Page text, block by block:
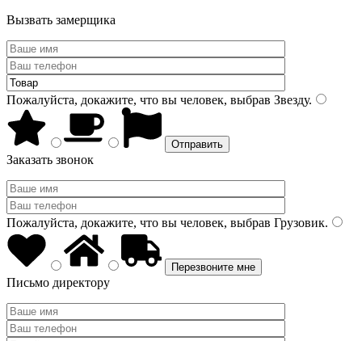
Вызвать замерщика
Пожалуйста, докажите, что вы человек, выбрав Звезду.
Заказать звонок
Пожалуйста, докажите, что вы человек, выбрав Грузовик.
Письмо директору